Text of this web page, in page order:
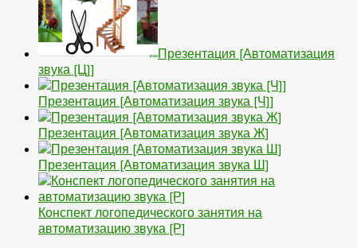
Презентация [Автоматизация
звука [Ц]]
Презентация [Автоматизация звука [Ч]]
Презентация [Автоматизация звука Ж]
Презентация [Автоматизация звука Ш]
Конспект логопедического занятия на
автоматизацию звука [Р]